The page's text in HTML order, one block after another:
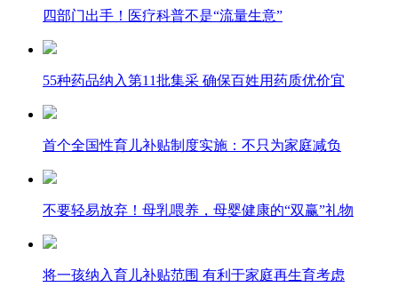
四部门出手！医疗科普不是“流量生意”
55种药品纳入第11批集采 确保百姓用药质优价宜
首个全国性育儿补贴制度实施：不只为家庭减负
不要轻易放弃！母乳喂养，母婴健康的“双赢”礼物
将一孩纳入育儿补贴范围 有利于家庭再生育考虑